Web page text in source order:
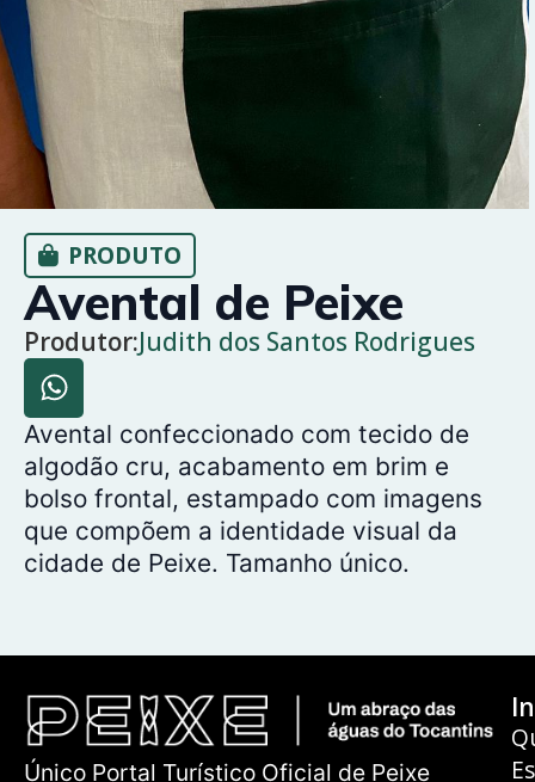
PRODUTO
Avental de Peixe
Produtor:Judith dos Santos Rodrigues
Avental confeccionado com tecido de
algodão cru, acabamento em brim e
bolso frontal, estampado com imagens
que compõem a identidade visual da
cidade de Peixe. Tamanho único.
Único Portal Turístico Oficial de Peixe